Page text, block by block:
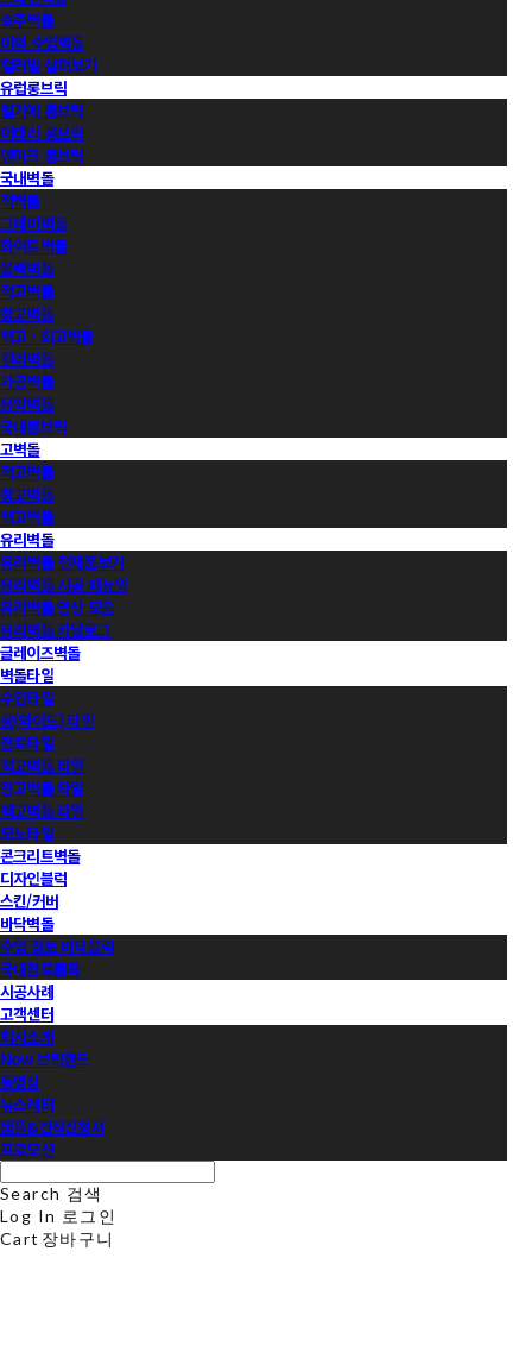
호주벽돌
이외 수입벽돌
컬러별 살펴보기
유럽롱브릭
벨기에 롱브릭
이태리 롱브릭
덴마크 롱브릭
국내벽돌
적벽돌
그레이벽돌
화이트벽돌
블랙벽돌
적고벽돌
청고벽돌
백고ㆍ회고벽돌
컬러벽돌
가공벽돌
유약벽돌
국내롱브릭
고벽돌
적고벽돌
청고벽돌
백고벽돌
유리벽돌
유리벽돌 전제품보기
유리벽돌 시공 매뉴얼
유리벽돌 영상 모음
유리벽돌 카달로그
글레이즈벽돌
벽돌타일
수입타일
롱(와이드) 타일
점토타일
적고벽돌 타일
청고벽돌 타일
백고벽돌 타일
모노타일
콘크리트벽돌
디자인블럭
스킨/커버
바닥벽돌
수입 점토 바닥블럭
국내점토블록
시공사례
고객센터
회사소개
Now 브릭랜드
동영상
뉴스레터
샘플&견적신청서
프로모션
Search 검색
Log In 로그인
Cart 장바구니